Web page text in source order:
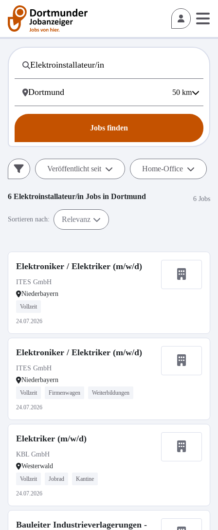
50 km
Jobs finden
Veröffentlicht seit Home-Office
6 Elektroinstallateur/in Jobs in Dortmund 6 Jobs
Sortieren nach: Relevanz
Elektroniker / Elektriker (m/w/d)
ITES GmbH
Niederbayern
Vollzeit
24.07.2026
Elektroniker / Elektriker (m/w/d)
ITES GmbH
Niederbayern
Vollzeit Firmenwagen Weiterbildungen
24.07.2026
Elektriker (m/w/d)
KBL GmbH
Westerwald
Vollzeit Jobrad Kantine
24.07.2026
Bauleiter Industrieverlagerungen -